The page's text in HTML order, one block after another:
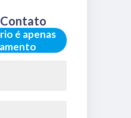
é apenas